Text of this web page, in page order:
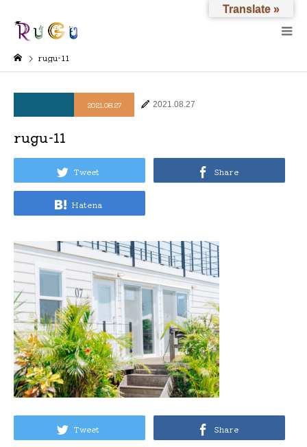
rugu-11
2021.08.27 2021.08.27
rugu-11
Tweet Share
Hatena
Tweet Share
Translate »